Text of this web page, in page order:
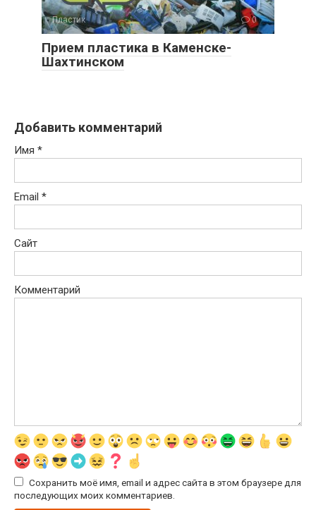
Пластик 0
Прием пластика в Каменске-
Шахтинском
Добавить комментарий
Имя *
Email *
Сайт
Комментарий
Сохранить моё имя, email и адрес сайта в этом браузере для
последующих моих комментариев.